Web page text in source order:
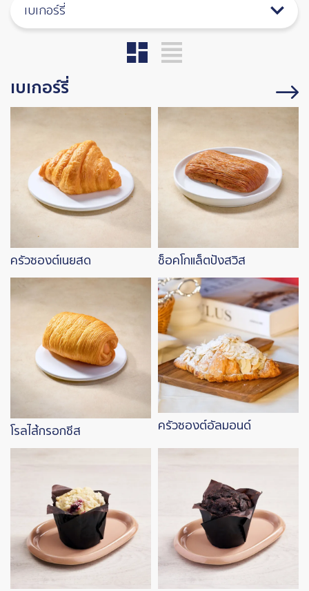
เบเกอร์รี่
เบเกอร์รี่
Image
ครัวซองต์เนยสด
Image
ช็อคโกแล็ตปังสวิส
Image
โรลไส้กรอกชีส
Image
ครัวซองต์อัลมอนด์
Image
Image